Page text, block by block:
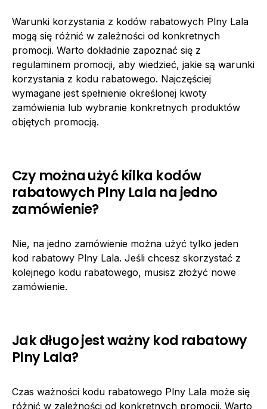
Warunki korzystania z kodów rabatowych Plny Lala
mogą się różnić w zależności od konkretnych
promocji. Warto dokładnie zapoznać się z
regulaminem promocji, aby wiedzieć, jakie są warunki
korzystania z kodu rabatowego. Najczęściej
wymagane jest spełnienie określonej kwoty
zamówienia lub wybranie konkretnych produktów
objętych promocją.
Czy można użyć kilka kodów
rabatowych Plny Lala na jedno
zamówienie?
Nie, na jedno zamówienie można użyć tylko jeden
kod rabatowy Plny Lala. Jeśli chcesz skorzystać z
kolejnego kodu rabatowego, musisz złożyć nowe
zamówienie.
Jak długo jest ważny kod rabatowy
Plny Lala?
Czas ważności kodu rabatowego Plny Lala może się
różnić w zależności od konkretnych promocji. Warto